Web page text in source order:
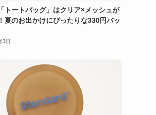
トートバッグ」はクリア×メッシュが
夏のお出かけにぴったりな330円バッ
3日